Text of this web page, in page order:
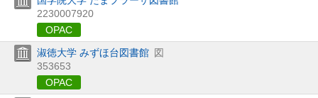
2230007920
OPAC
淑徳大学 みずほ台図書館 図
353653
OPAC